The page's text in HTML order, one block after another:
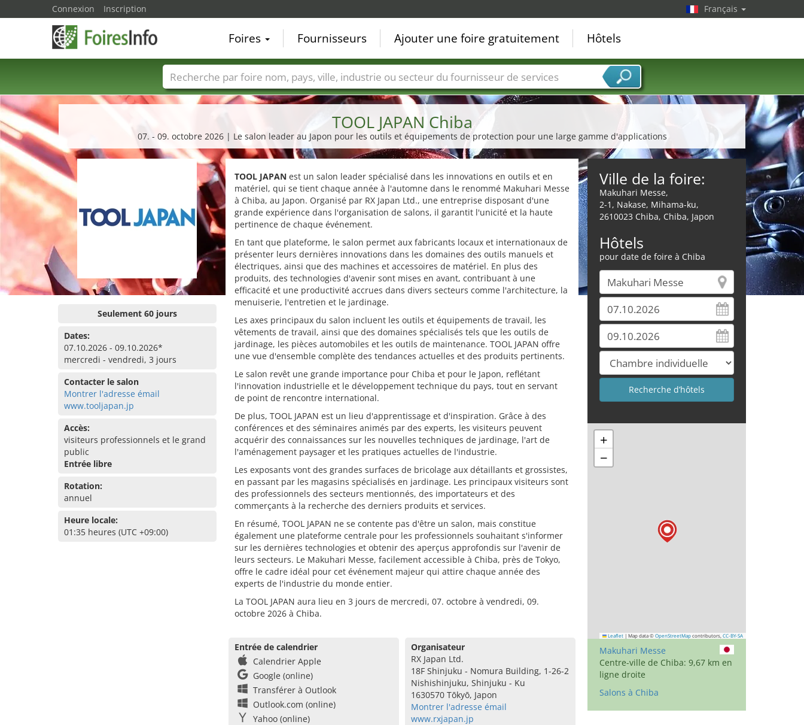
TOOL JAPAN Chiba
07. - 09. octobre 2026 | Le salon leader au Japon pour les outils et équipements de protection pour une large gamme d'applications
Seulement 60 jours
Dates:
07.10.2026 - 09.10.2026*
mercredi - vendredi, 3 jours
Contacter le salon
Montrer l'adresse émail
www.tooljapan.jp
Accès:
visiteurs professionnels et le grand
public
Entrée libre
Rotation:
annuel
Heure locale:
01:35 heures (UTC +09:00)
TOOL JAPANest un salon leader spécialisé dans les innovations en outils et en
matériel, qui se tient chaque année à l'automne dans le renommé Makuhari Messe
à Chiba, au Japon. Organisé par RX Japan Ltd., une entreprise disposant d'une
grande expérience dans l'organisation de salons, il garantit l'unicité et la haute
pertinence de chaque événement.
En tant que plateforme, le salon permet aux fabricants locaux et internationaux de
présenter leurs dernières innovations dans les domaines des outils manuels et
électriques, ainsi que des machines et accessoires de matériel. En plus des
produits, des technologies d'avenir sont mises en avant, contribuant à une
efficacité et une productivité accrues dans divers secteurs comme l'architecture, la
menuiserie, l'entretien et le jardinage.
Les axes principaux du salon incluent les outils et équipements de travail, les
vêtements de travail, ainsi que des domaines spécialisés tels que les outils de
jardinage, les pièces automobiles et les outils de maintenance. TOOL JAPAN offre
une vue d'ensemble complète des tendances actuelles et des produits pertinents.
Le salon revêt une grande importance pour Chiba et pour le Japon, reflétant
l'innovation industrielle et le développement technique du pays, tout en servant
de point de rencontre international.
De plus, TOOL JAPAN est un lieu d'apprentissage et d'inspiration. Grâce à des
conférences et des séminaires animés par des experts, les visiteurs peuvent
acquérir des connaissances sur les nouvelles techniques de jardinage, l'art de
l'aménagement paysager et les pratiques actuelles de l'industrie.
Les exposants vont des grandes surfaces de bricolage aux détaillants et grossistes,
en passant par les magasins spécialisés en jardinage. Les principaux visiteurs sont
des professionnels des secteurs mentionnés, des importateurs et des
commerçants à la recherche des derniers produits et services.
En résumé, TOOL JAPAN ne se contente pas d'être un salon, mais constitue
également une plateforme centrale pour les professionnels souhaitant s'informer
sur les dernières technologies et obtenir des aperçus approfondis sur l'avenir de
leurs secteurs. Le Makuhari Messe, facilement accessible à Chiba, près de Tokyo,
offre le cadre idéal pour cet événement majeur qui attire chaque année des
experts de l'industrie du monde entier.
La TOOL JAPAN aura lieu en 3 jours de mercredi, 07. octobre à vendredi, 09.
octobre 2026 à Chiba.
Entrée de calendrier
Calendrier Apple
Google (online)
Transférer à Outlook
Outlook.com (online)
Yahoo (online)
Organisateur
RX Japan Ltd.
18F Shinjuku - Nomura Building, 1-26-2
Nishishinjuku, Shinjuku - Ku
1630570 Tōkyō, Japon
Montrer l'adresse émail
www.rxjapan.jp
Ville de la foire:
Makuhari Messe,
2-1, Nakase, Mihama-ku,
2610023 Chiba, Chiba, Japon
Hôtels
pour date de foire à Chiba
+
−
Leaflet | Map data © OpenStreetMap contributors, CC-BY-SA
Makuhari Messe
Centre-ville de Chiba: 9,67 km en
ligne droite
Salons à Chiba
Connexion Inscription Français
Foires Fournisseurs Ajouter une foire gratuitement Hôtels
Foire noms Pays Villes Secteurs de foire Secteurs du fournisseur de services